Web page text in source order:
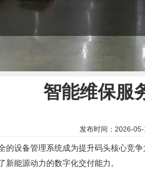
智能维保服
发布时间：2026-05-
的设备管理系统成为提升码头核心竞
能源动力的数字化交付能力。